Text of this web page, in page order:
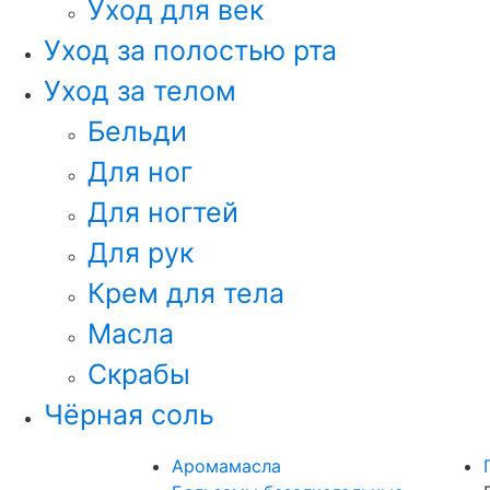
Уход для век
Уход за полостью рта
Уход за телом
Бельди
Для ног
Для ногтей
Для рук
Крем для тела
Масла
Скрабы
Чёрная соль
Аромамасла